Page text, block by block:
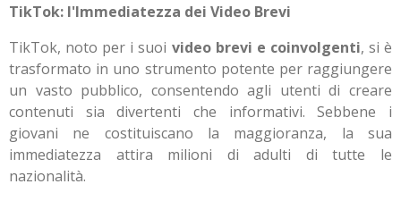
TikTok: l'Immediatezza dei Video Brevi
TikTok, noto per i suoi video brevi e coinvolgenti, si è
trasformato in uno strumento potente per raggiungere
un vasto pubblico, consentendo agli utenti di creare
contenuti sia divertenti che informativi. Sebbene i
giovani ne costituiscano la maggioranza, la sua
immediatezza attira milioni di adulti di tutte le
nazionalità.